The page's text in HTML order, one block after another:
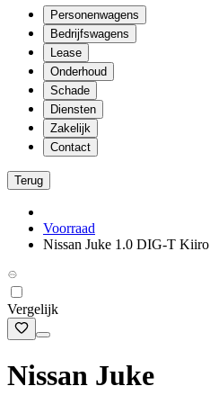
Personenwagens
Bedrijfswagens
Lease
Onderhoud
Schade
Diensten
Zakelijk
Contact
Terug
Voorraad
Nissan Juke 1.0 DIG-T Kiiro
Vergelijk
Nissan Juke